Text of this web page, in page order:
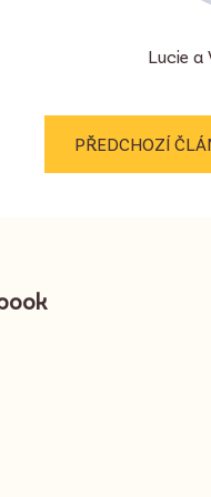
Lucie a
PŘEDCHOZÍ